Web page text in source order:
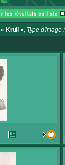
« Krull », Type d'image :